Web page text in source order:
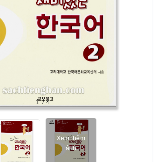
1/4
Xem thêm
ảnh